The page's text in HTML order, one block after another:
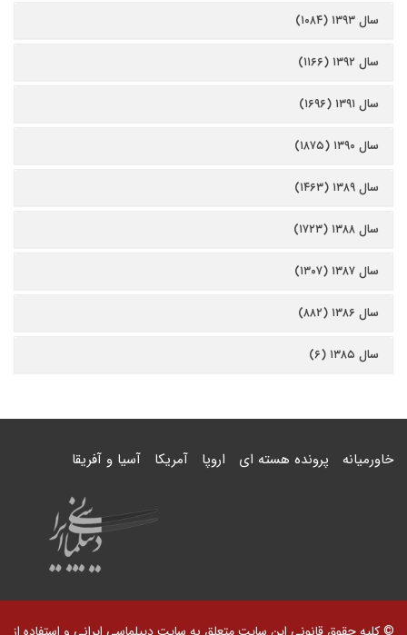
سال ۱۳۹۳ (۱۰۸۴)
سال ۱۳۹۲ (۱۱۶۶)
سال ۱۳۹۱ (۱۶۹۶)
سال ۱۳۹۰ (۱۸۷۵)
سال ۱۳۸۹ (۱۴۶۳)
سال ۱۳۸۸ (۱۷۲۳)
سال ۱۳۸۷ (۱۳۰۷)
سال ۱۳۸۶ (۸۸۲)
سال ۱۳۸۵ (۶)
خاورمیانه پرونده هسته ای اروپا آمریکا آسیا و آفریقا